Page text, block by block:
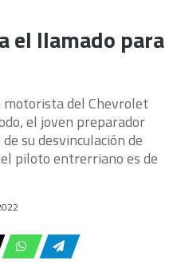
el llamado para
motorista del Chevrolet
el joven preparador
su desvinculación de
piloto entrerriano es de